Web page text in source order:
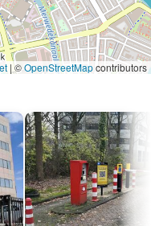
| ©OpenStreetMapcontributors